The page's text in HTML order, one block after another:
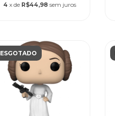
4 x de R$44,98 sem juros
ESGOTADO